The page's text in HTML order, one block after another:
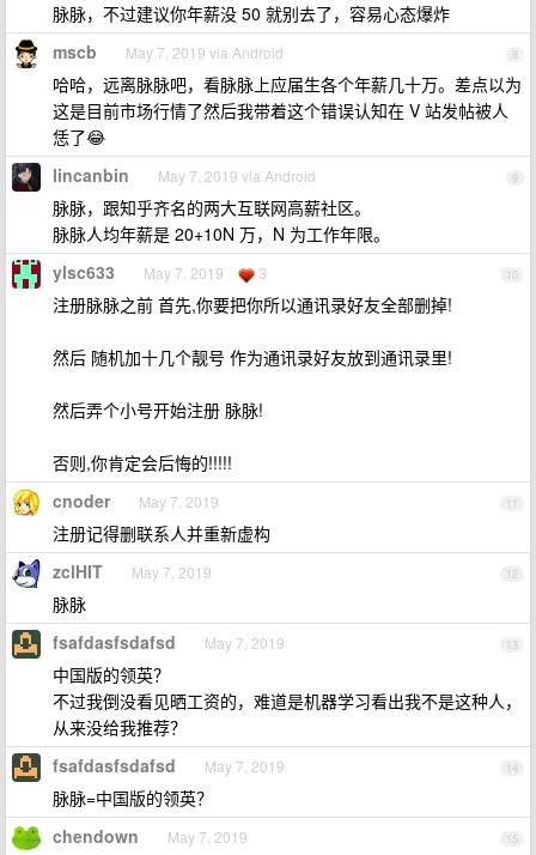
脉脉，不过建议你年薪没 50 就别去了，容易心态爆炸
8
mscb May 7, 2019 via Android
哈哈，远离脉脉吧，看脉脉上应届生各个年薪几十万。差点以为
这是目前市场行情了然后我带着这个错误认知在 V 站发帖被人
恁了😂
9
lincanbin May 7, 2019 via Android
脉脉，跟知乎齐名的两大互联网高薪社区。
脉脉人均年薪是 20+10N 万，N 为工作年限。
10
ylsc633 May 7, 2019 3
注册脉脉之前 首先,你要把你所以通讯录好友全部删掉!
然后 随机加十几个靓号 作为通讯录好友放到通讯录里!
然后弄个小号开始注册 脉脉!
否则,你肯定会后悔的!!!!!
11
cnoder May 7, 2019
注册记得删联系人并重新虚构
12
zclHIT May 7, 2019
脉脉
13
fsafdasfsdafsd May 7, 2019
中国版的领英？
不过我倒没看见晒工资的，难道是机器学习看出我不是这种人，
从来没给我推荐？
14
fsafdasfsdafsd May 7, 2019
脉脉=中国版的领英？
15
chendown May 7, 2019